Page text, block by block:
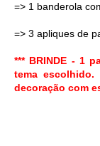
=> 1 banderola
=> 3 apliques de
*** BRINDE - 1
tema
decoração com